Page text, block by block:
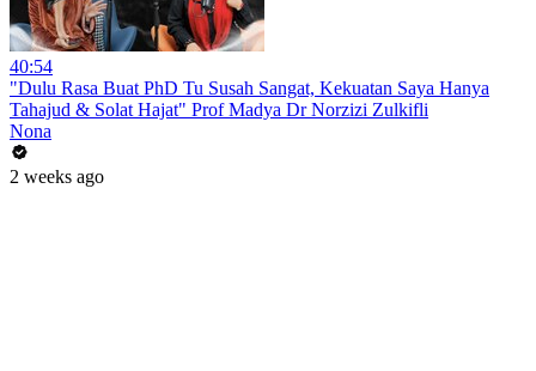
40:54
"Dulu Rasa Buat PhD Tu Susah Sangat, Kekuatan Saya Hanya
Tahajud & Solat Hajat" Prof Madya Dr Norzizi Zulkifli
Nona
2 weeks ago